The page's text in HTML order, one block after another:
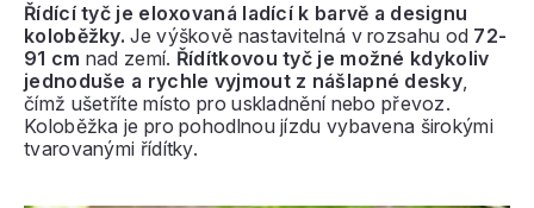
Řídící tyč je eloxovaná ladící k barvě a designu
koloběžky. Je výškově nastavitelná v rozsahu od 72-
91 cm nad zemí. Řídítkovou tyč je možné kdykoliv
jednoduše a rychle vyjmout z nášlapné desky,
čímž ušetříte místo pro uskladnění nebo převoz.
Koloběžka je pro pohodlnou jízdu vybavena širokými
tvarovanými řídítky.